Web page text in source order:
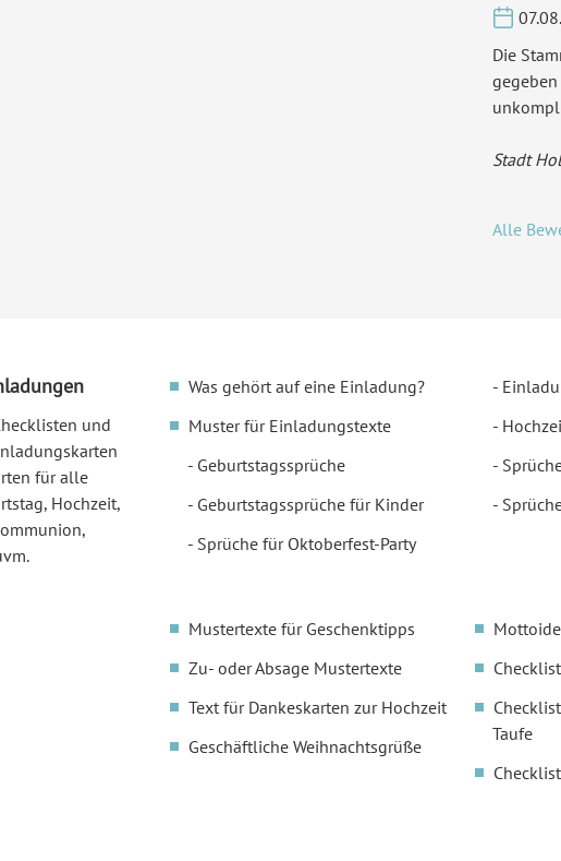
Die
Stadt
Alle
und
für alle
Hochzeit,
Was gehört auf eine Einladung?
Muster für Einladungstexte
Geburtstagssprüche
Geburtstagssprüche für Kinder
Sprüche für Oktoberfest-Party
Mustertexte für Geschenktipps
Zu- oder Absage Mustertexte
Text für Dankeskarten zur Hochzeit
Geschäftliche Weihnachtsgrüße
Taufe